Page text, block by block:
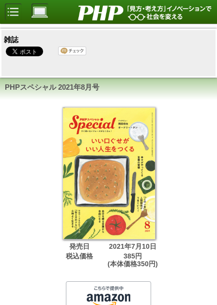
雑誌
PHPスペシャル2021年8月号
発売日
2021年7月10日
税込価格
385円
(本体価格350円)